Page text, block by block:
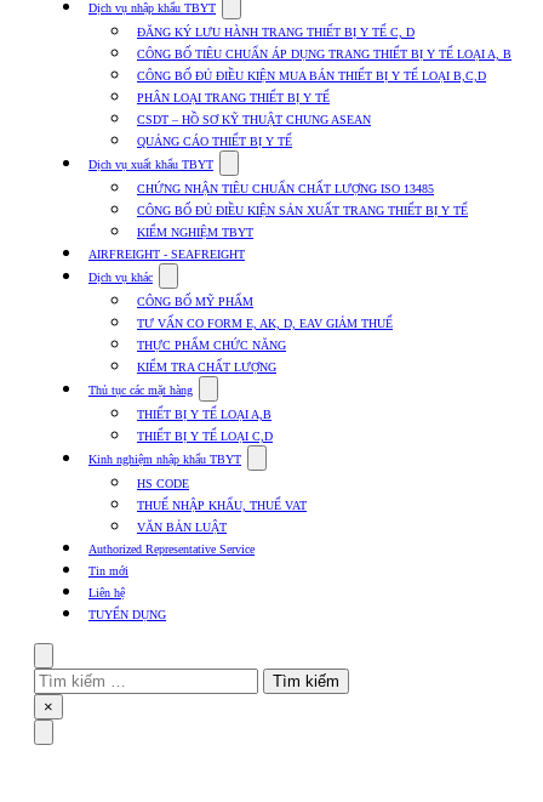
Dịch vụ nhập khẩu TBYT
submenu
for
Dịch
vụ
nhập
khẩu
TBYT
ĐĂNG KÝ LƯU HÀNH TRANG THIẾT BỊ Y TẾ C, D
CÔNG BỐ TIÊU CHUẨN ÁP DỤNG TRANG THIẾT BỊ Y TẾ LOẠI A, B
CÔNG BỐ ĐỦ ĐIỀU KIỆN MUA BÁN THIẾT BỊ Y TẾ LOẠI B,C,D
PHÂN LOẠI TRANG THIẾT BỊ Y TẾ
CSDT – HỒ SƠ KỸ THUẬT CHUNG ASEAN
QUẢNG CÁO THIẾT BỊ Y TẾ
Dịch vụ xuất khẩu TBYT
submenu
for
Dịch
vụ
xuất
TBYT
CHỨNG NHẬN TIÊU CHUẨN CHẤT LƯỢNG ISO 13485
CÔNG BỐ ĐỦ ĐIỀU KIỆN SẢN XUẤT TRANG THIẾT BỊ Y TẾ
KIỂM NGHIỆM TBYT
AIRFREIGHT - SEAFREIGHT
Dịch vụ khác
submenu
for
Dịch
vụ
khác
CÔNG BỐ MỸ PHẨM
TƯ VẤN CO FORM E, AK, D, EAV GIẢM THUẾ
THỰC PHẨM CHỨC NĂNG
KIỂM TRA CHẤT LƯỢNG
Thủ tục các mặt hàng
submenu
for
Thủ
tục
mặt
hàng
THIẾT BỊ Y TẾ LOẠI A,B
THIẾT BỊ Y TẾ LOẠI C,D
Kinh nghiệm nhập khẩu TBYT
submenu
Kinh
HS CODE
THUẾ NHẬP KHẨU, THUẾ VAT
VĂN BẢN LUẬT
Authorized Representative Service
Tin mới
Liên hệ
TUYỂN DỤNG
Tìm
kiếm
cho:
Close
×